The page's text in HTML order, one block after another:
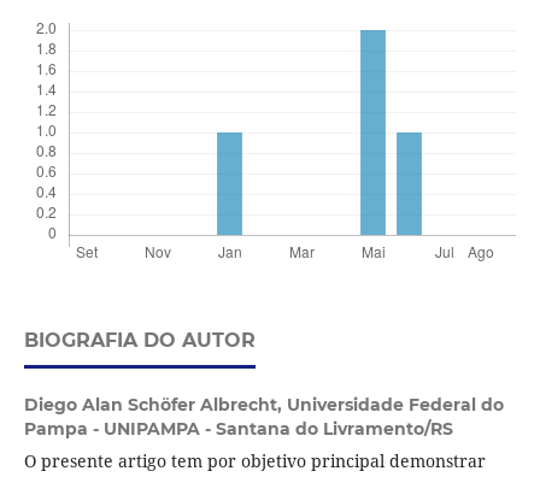
BIOGRAFIA DO AUTOR
Diego Alan Schöfer Albrecht, Universidade Federal do
Pampa - UNIPAMPA - Santana do Livramento/RS
O presente artigo tem por objetivo principal demonstrar